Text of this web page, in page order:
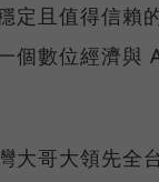
定且值得信賴
個數位經濟與
大哥大領先全